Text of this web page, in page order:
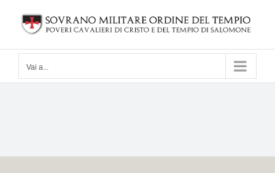
contenuto
Vai a...